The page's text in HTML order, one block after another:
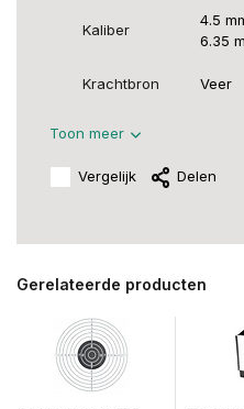
Kaliber
4.5
6.35
Krachtbron Veer
Toon meer
Vergelijk Delen
Gerelateerde producten